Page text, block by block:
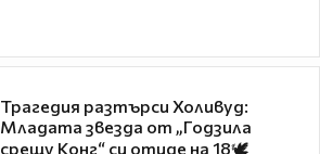
Трагедия разтърси Холивуд:
Младата звезда от „Годзила
срещу Конг“ си отиде на 18🕊️